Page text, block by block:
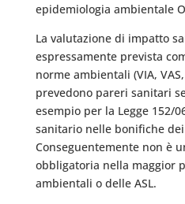
epidemiologia ambientale
La valutazione di impatto
espressamente prevista
norme ambientali (VIA,
prevedono pareri sanitari
esempio per la Legge 152/
sanitario nelle bonifiche
Conseguentemente non è
obbligatoria nella maggior
ambientali o delle ASL.